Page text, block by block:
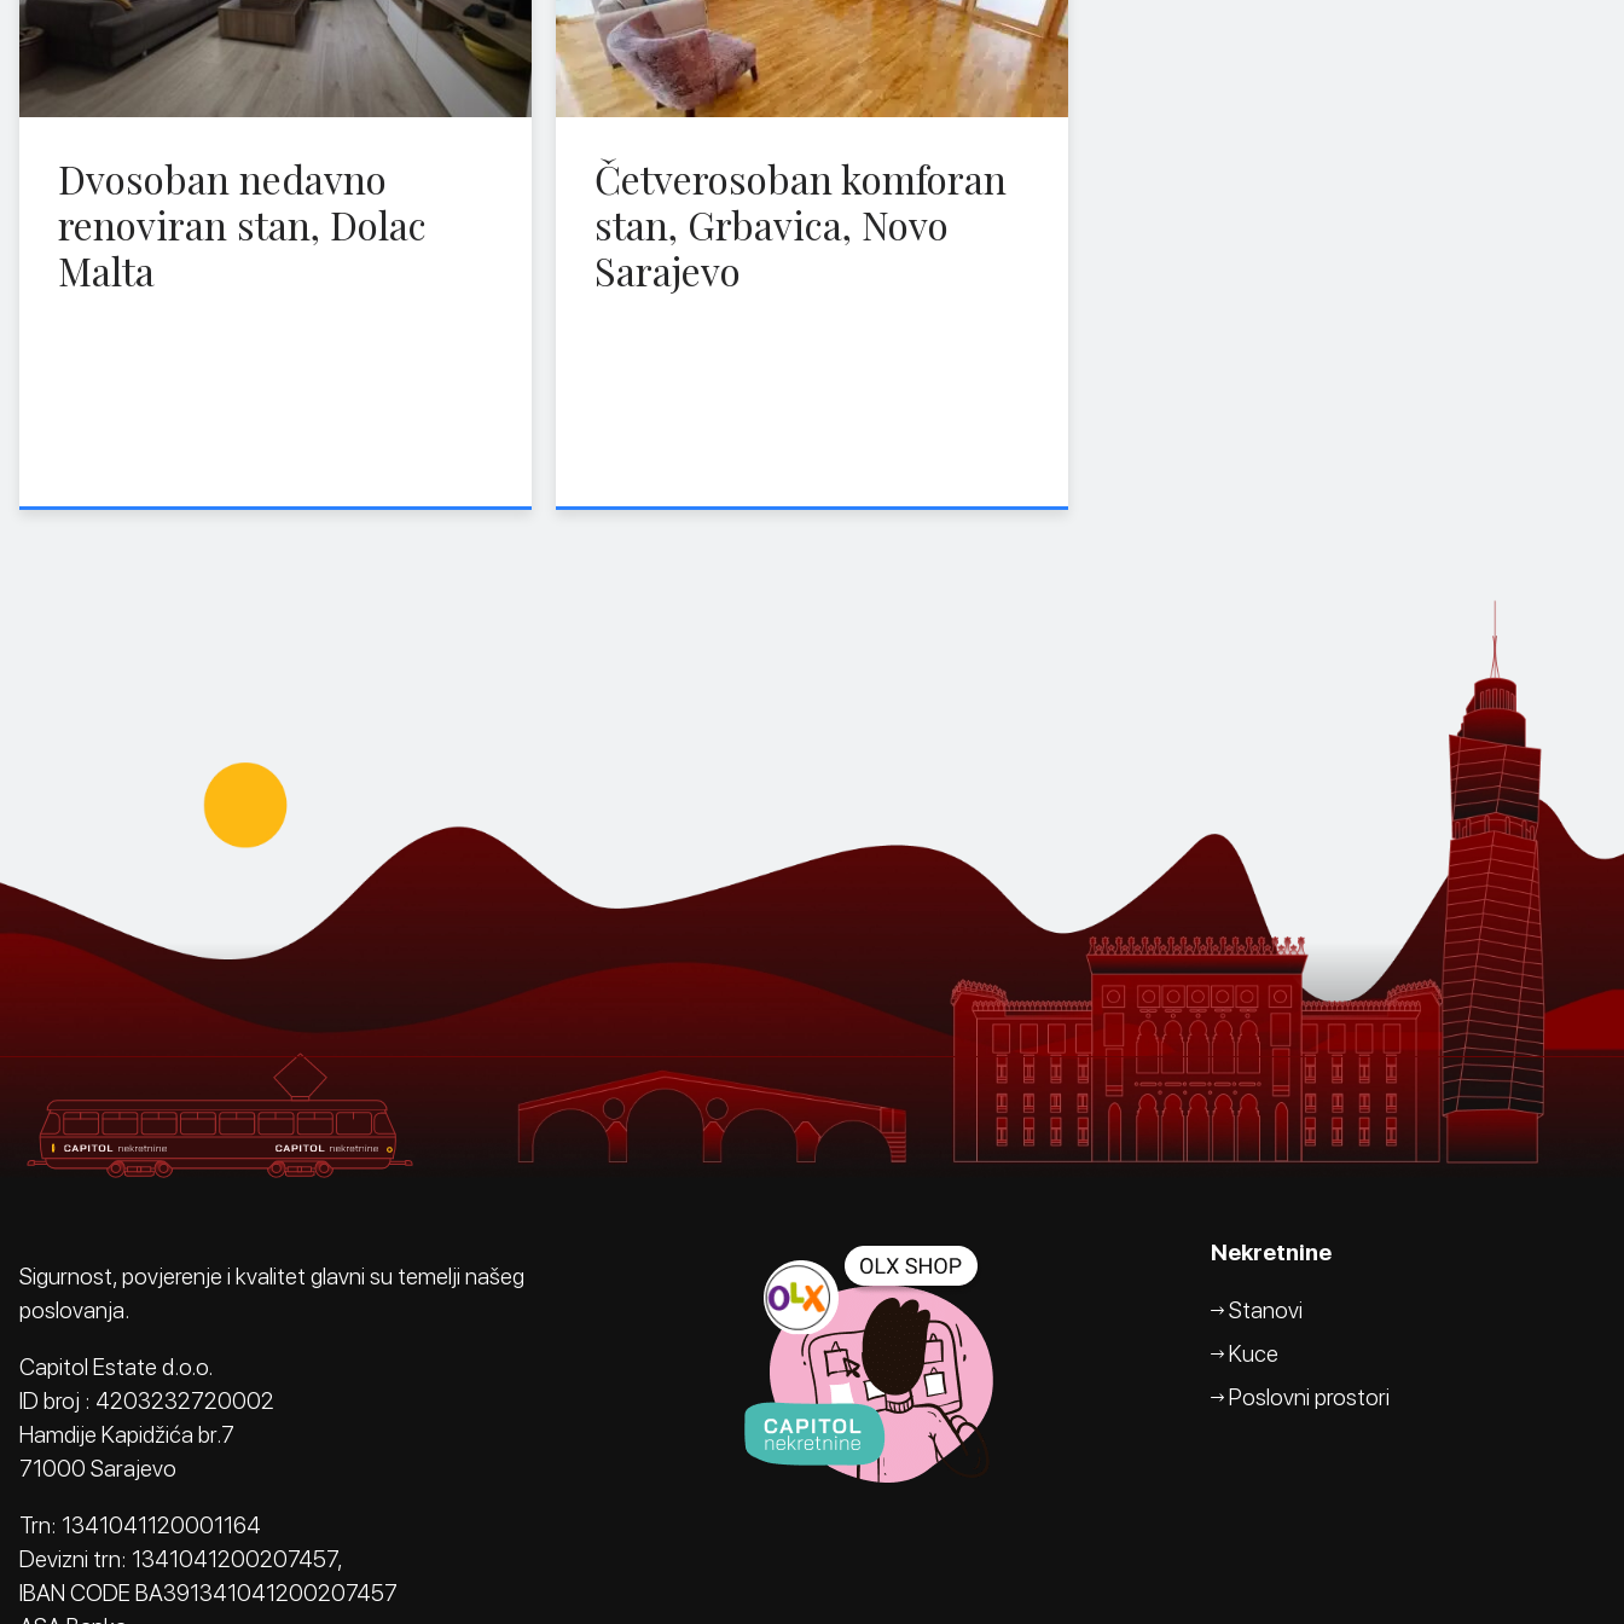
Tu smo da vam olakšamo prodaju ili pronalazak nekretnine.
Dvosoban nedavno
renoviran stan, Dolac
Malta
Četverosoban komforan
stan, Grbavica, Novo
Sarajevo
Sigurnost, povjerenje i kvalitet glavni su temelji našeg
poslovanja.
Capitol Estate d.o.o.
ID broj : 4203232720002
Hamdije Kapidžića br.7
71000 Sarajevo
Trn: 1341041120001164
Devizni trn: 1341041200207457,
IBAN CODE BA391341041200207457
Nekretnine
Stanovi
Kuce
Poslovni prostori